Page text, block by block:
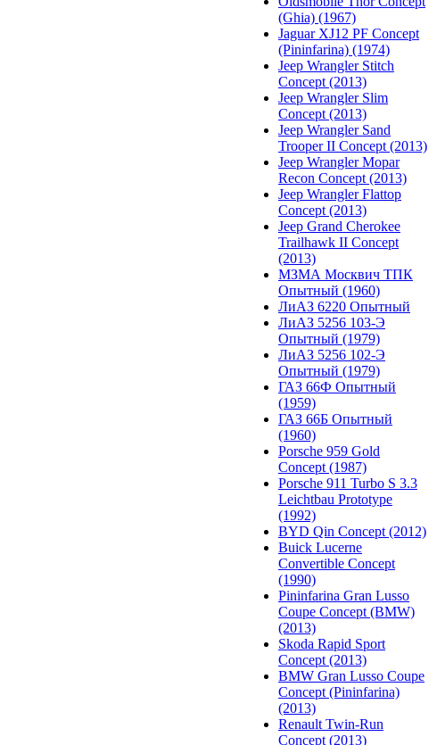
(Ghia) (1967)
Jaguar XJ12 PF Concept
(Pininfarina) (1974)
Jeep Wrangler Stitch
Concept (2013)
Jeep Wrangler Slim
Concept (2013)
Jeep Wrangler Sand
Trooper II Concept (2013)
Jeep Wrangler Mopar
Recon Concept (2013)
Jeep Wrangler Flattop
Concept (2013)
Jeep Grand Cherokee
Trailhawk II Concept
(2013)
МЗМА Москвич ТПК
Опытный (1960)
ЛиАЗ 6220 Опытный
ЛиАЗ 5256 103-Э
Опытный (1979)
ЛиАЗ 5256 102-Э
Опытный (1979)
ГАЗ 66Ф Опытный
(1959)
ГАЗ 66Б Опытный
(1960)
Porsche 959 Gold
Concept (1987)
Porsche 911 Turbo S 3.3
Leichtbau Prototype
(1992)
BYD Qin Concept (2012)
Buick Lucerne
Convertible Concept
(1990)
Pininfarina Gran Lusso
Coupe Concept (BMW)
(2013)
Skoda Rapid Sport
Concept (2013)
BMW Gran Lusso Coupe
Concept (Pininfarina)
(2013)
Renault Twin-Run
Concept (2013)